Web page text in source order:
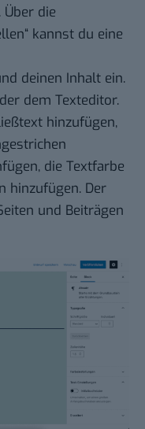
die
kannst du eine
deinen Inhalt ein.
dem Texteditor.
hinzufügen,
die Textfarbe
hinzufügen. Der
und Beiträgen